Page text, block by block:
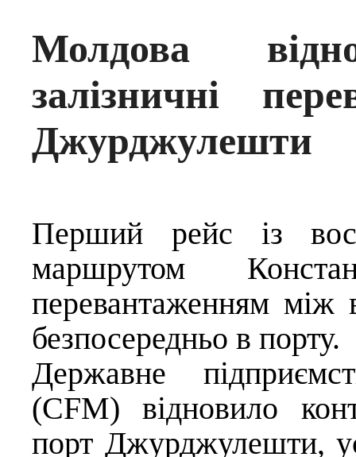
Молдова
залізничні
Джурджулешти
Перший рейс із
маршрутом
перевантаженням
безпосередньо в порту.
Державне
(CFM) відновило
порт Джурджулешти,